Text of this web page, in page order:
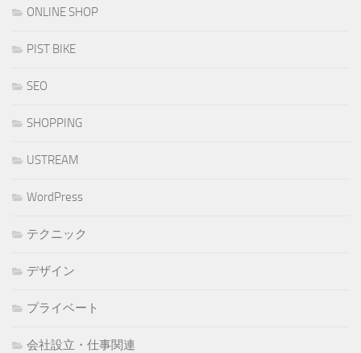
ONLINE SHOP
PIST BIKE
SEO
SHOPPING
USTREAM
WordPress
テクニック
デザイン
プライベート
会社設立・仕事関連